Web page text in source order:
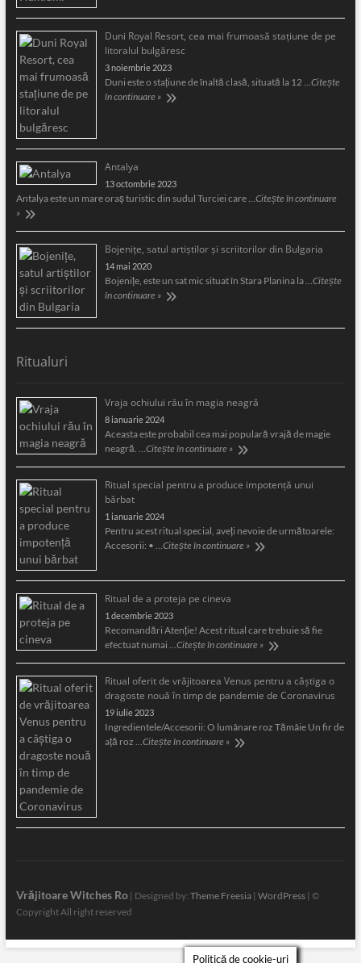
Duni Royal Resort, cea mai frumoasă staţiune de pe
litoralul bulgăresc
3 noiembrie 2023
Duni este o staţiune de înaltă clasă, situată la 12 … Citește
în continuare »
Antalya
13 octombrie 2023
Antalya este un mare oraş turistic din sudul Turciei care … Citește în continuare
»
Bojeniţe, satul artiştilor şi scriitorilor din Bulgaria
14 mai 2020
Bojeniţe, este un sat mic situat în Stara Planina la … Citește
în continuare »
Ritualuri
Vraja ochiului rău în magia neagră
8 ianuarie 2024
Aceasta este probabil cea mai populară vrajă de magie
neagră. … Citește în continuare »
Ritual special pentru a produce impotență unui
bărbat
1 ianuarie 2024
Pentru acest ritual special, aveți nevoie de următoarele:
Accesorii: • … Citește în continuare »
Ritual de a proteja pe cineva
1 decembrie 2023
Recomandări Atenție! Acest ritual care trebuie să fie
efectuat numai … Citește în continuare »
Ritual oferit de vrăjitoarea Venus pentru a câştiga o
dragoste nouă în timp de pandemie de Coronavirus
19 iulie 2023
Ingredientele/Accesorii: O lumânare roz Tămâie Un fir de
aţă roz … Citește în continuare »
Vrăjitoare Witches Ro| Designed by: Theme Freesia| WordPress| ©
Copyright All right reserved
Politică de cookie-uri